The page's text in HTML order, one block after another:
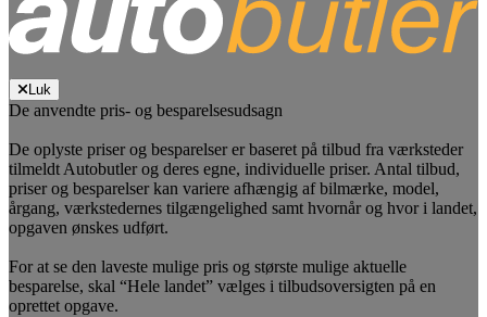
Luk
De anvendte pris- og besparelsesudsagn
De oplyste priser og besparelser er baseret på tilbud fra værksteder
tilmeldt Autobutler og deres egne, individuelle priser. Antal tilbud,
priser og besparelser kan variere afhængig af bilmærke, model,
årgang, værkstedernes tilgængelighed samt hvornår og hvor i landet,
opgaven ønskes udført.
For at se den laveste mulige pris og største mulige aktuelle
besparelse, skal “Hele landet” vælges i tilbudsoversigten på en
oprettet opgave.